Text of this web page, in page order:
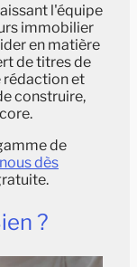
l'équipe
immobilier
en matière
de titres de
rédaction et
construire,
de
dès
?